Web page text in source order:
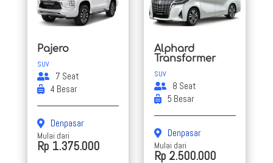
Pajero
SUV
7 Seat
4 Besar
Denpasar
Mulai dari
Rp 1.375.000
Alphard
Transformer
SUV
8 Seat
5 Besar
Denpasar
Mulai dari
Rp 2.500.000